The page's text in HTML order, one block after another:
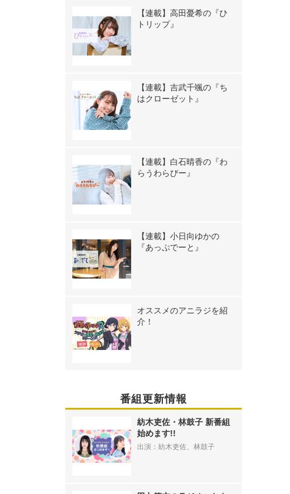
【連載】高田憂希の『ひ
トリップ』
【連載】吉武千颯の『ち
はクローゼット』
【連載】白石晴香の『わ
らうわらびー』
【連載】小日向ゆかの
『あっぷでーと』
オススメのアニラジを紹
介！
番組更新情報
紡木吏佐・林鼓子 新番組
始めます!!
出演：紡木吏佐、林鼓子